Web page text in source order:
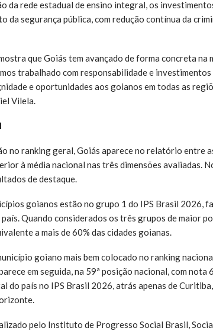
da rede estadual de ensino integral, os
da segurança pública, com redução contínua da
que Goiás tem avançado de forma concreta na
trabalhado com responsabilidade e investimentos
e oportunidades aos goianos em todas as
Vilela.
no ranking geral, Goiás aparece no relatório entre
à média nacional nas três dimensões avaliadas.
de destaque.
goianos estão no grupo 1 do IPS Brasil 2026,
país. Quando considerados os três grupos de maior
a mais de 60% das cidades goianas.
goiano mais bem colocado no ranking
em seguida, na 59ª posição nacional, com nota
do país no IPS Brasil 2026, atrás apenas de
pelo Instituto de Progresso Social Brasil,